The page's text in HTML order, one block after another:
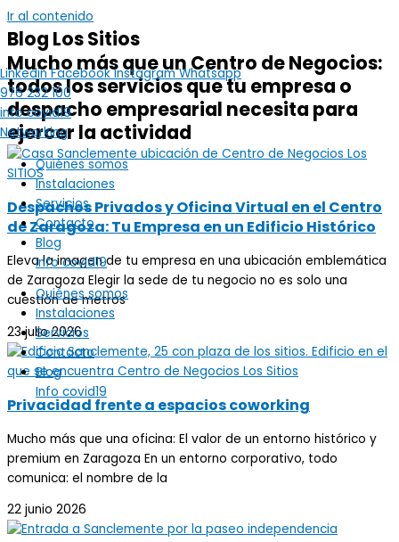
Ir al contenido
Linkedin Facebook Instagram Whatsapp
976 232 100
info covid19
Networking
Quiénes somos
Instalaciones
Servicios
Contacto
Blog
Info covid19
Quiénes somos
Instalaciones
Servicios
Contacto
Blog
Info covid19
Blog Los Sitios
Mucho más que un Centro de Negocios:
todos los servicios que tu empresa o
despacho empresarial necesita para
ejercer la actividad
Despachos Privados y Oficina Virtual en el Centro
de Zaragoza: Tu Empresa en un Edificio Histórico
Eleva la imagen de tu empresa en una ubicación emblemática
de Zaragoza Elegir la sede de tu negocio no es solo una
cuestión de metros
23 julio 2026
Privacidad frente a espacios coworking
Mucho más que una oficina: El valor de un entorno histórico y
premium en Zaragoza En un entorno corporativo, todo
comunica: el nombre de la
22 junio 2026